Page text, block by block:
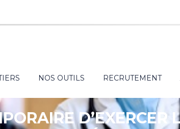
NOS OUTILS RECRUTEMENT
D’EXERCER